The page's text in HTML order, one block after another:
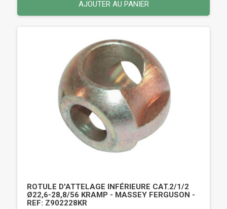
AJOUTER AU PANIER
ROTULE D'ATTELAGE INFÉRIEURE CAT.2/1/2
Ø22,6-28,8/56 KRAMP - MASSEY FERGUSON -
REF: Z902228KR